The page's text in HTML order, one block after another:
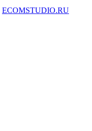
ECOMSTUDIO.RU